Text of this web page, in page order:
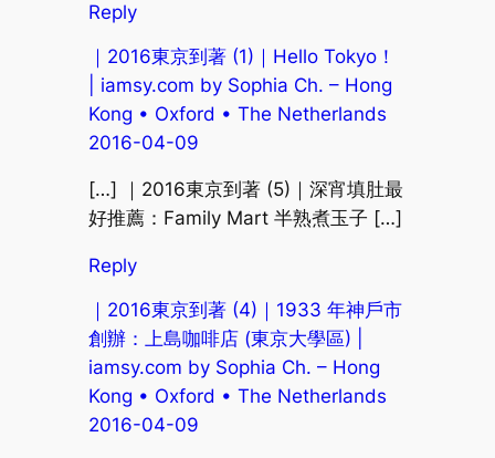
Reply
｜2016東京到著 (1)｜Hello Tokyo！
| iamsy.com by Sophia Ch. – Hong
Kong • Oxford • The Netherlands
2016-04-09
[…] ｜2016東京到著 (5)｜深宵填肚最
好推薦：Family Mart 半熟煮玉子 […]
Reply
｜2016東京到著 (4)｜1933 年神戶市
創辦：上島咖啡店 (東京大學區) |
iamsy.com by Sophia Ch. – Hong
Kong • Oxford • The Netherlands
2016-04-09